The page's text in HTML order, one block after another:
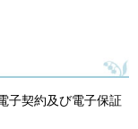
子契約及び電子保証